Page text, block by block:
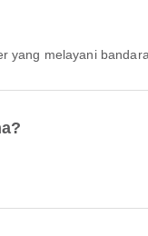
yang melayani